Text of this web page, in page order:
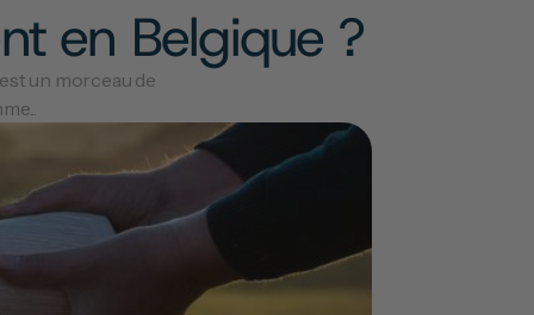
en Belgique ?
un morceau de